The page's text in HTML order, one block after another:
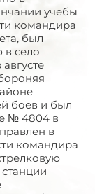
учебы
командира
был
в село
боев и был
№ 4804 в
в
командира